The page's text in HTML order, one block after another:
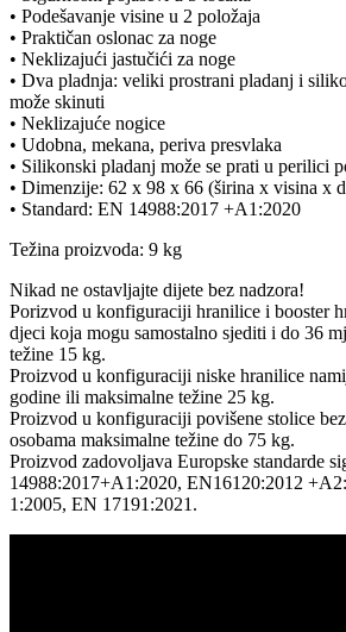
• Podešavanje visine u 2 položaja
• Praktičan oslonac za noge
• Neklizajući jastučići za noge
• Dva pladnja: veliki prostrani pladanj i
može skinuti
• Neklizajuće nogice
• Udobna, mekana, periva presvlaka
• Silikonski pladanj može se prati u perilici
• Dimenzije: 62 x 98 x 66 (širina x visina x
• Standard: EN 14988:2017 +A1:2020
Težina proizvoda: 9 kg
Nikad ne ostavljajte dijete bez nadzora!
Porizvod u konfiguraciji hranilice i booster
djeci koja mogu samostalno sjediti i do 36
težine 15 kg.
Proizvod u konfiguraciji niske hranilice
godine ili maksimalne težine 25 kg.
Proizvod u konfiguraciji povišene stolice
osobama maksimalne težine do 75 kg.
Proizvod zadovoljava Europske standarde
14988:2017+A1:2020, EN16120:2012
1:2005, EN 17191:2021.